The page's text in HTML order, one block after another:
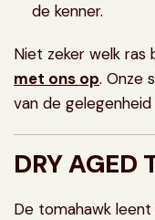
de kenner.
Niet zeker welk ras
met ons op. Onze
van de
DRY AGED
De tomahawk